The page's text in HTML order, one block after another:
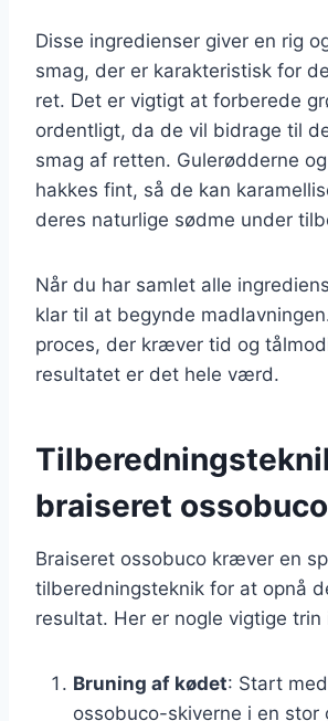
Disse ingredienser giver en rig
smag, der er karakteristisk for
ret. Det er vigtigt at forberede
ordentligt, da de vil bidrage til
smag af retten. Gulerødderne
hakkes fint, så de kan
deres naturlige sødme under
Når du har samlet alle
klar til at begynde
proces, der kræver tid og
resultatet er det hele værd.
braiseret ossobuco
Braiseret ossobuco kræver en
tilberedningsteknik for at opnå
resultat. Her er nogle vigtige trin
Bruning af kødet: Start
ossobuco-skiverne i en stor